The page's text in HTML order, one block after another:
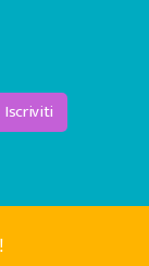
Iscriviti